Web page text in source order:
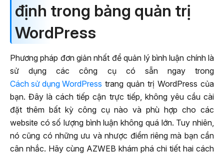
định trong bảng quản trị
WordPress
Phương pháp đơn giản nhất để quản lý bình luận chính là
sử dụng các công cụ có sẵn ngay trong
Cách sử dụng WordPress trang quản trị WordPress của
bạn. Đây là cách tiếp cận trực tiếp, không yêu cầu cài
đặt thêm bất kỳ công cụ nào và phù hợp cho các
website có số lượng bình luận không quá lớn. Tuy nhiên,
nó cũng có những ưu và nhược điểm riêng mà bạn cần
cân nhắc. Hãy cùng AZWEB khám phá chi tiết hai cách